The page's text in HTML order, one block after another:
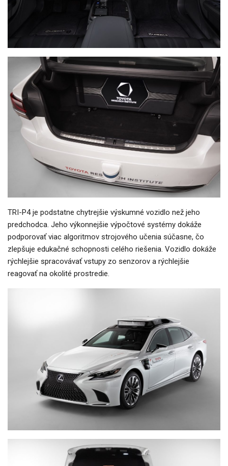
TRI-P4 je podstatne chytrejšie výskumné vozidlo než jeho
predchodca. Jeho výkonnejšie výpočtové systémy dokáže
podporovať viac algoritmov strojového učenia súčasne, čo
zlepšuje edukačné schopnosti celého riešenia. Vozidlo dokáže
rýchlejšie spracovávať vstupy zo senzorov a rýchlejšie
reagovať na okolité prostredie.